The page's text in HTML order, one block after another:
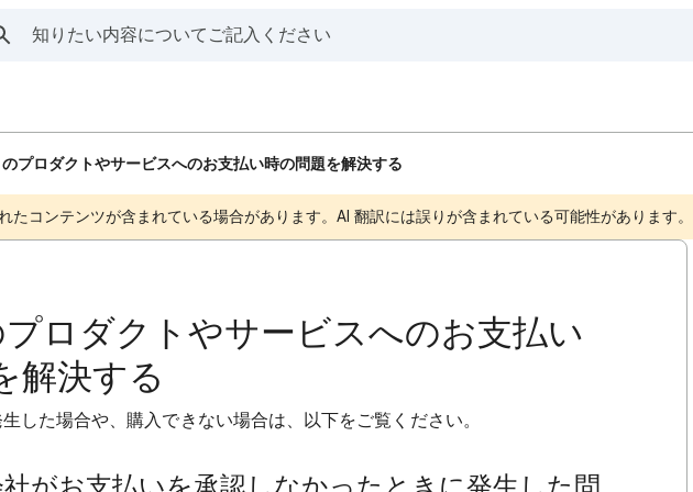
プロダクトやサービスへのお支払い時の問題を解決する
たコンテンツが含まれている場合があります。AI 翻訳には誤りが含まれている可能性があります。
ロダクトやサービスへのお支払い
解決する
した場合や、購入できない場合は、以下をご覧ください。